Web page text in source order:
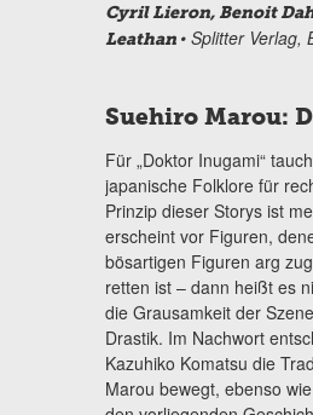
Cyril Lieron, Benoit
Leathan • Splitter Verlag,
Suehiro Marou:
Für „Doktor Inugami“
japanische Folklore für
Prinzip dieser Storys ist
erscheint vor Figuren,
bösartigen Figuren arg
retten ist – dann heißt es
die Grausamkeit der
Drastik. Im Nachwort
Kazuhiko Komatsu die
Marou bewegt, ebenso